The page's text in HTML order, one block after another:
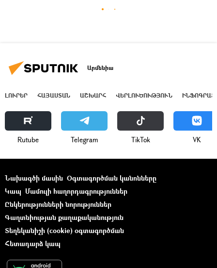
Արմենիա
ԼՈՒՐԵՐ ՀԱՅԱՍՏԱՆ ԱՇԽԱՐՀ ՎԵՐԼՈՒԾՈՒԹՅՈՒՆ
Rutube Telegram ТikТоk VK
Նախագծի մասին Օգտագործման կանոնները
Կապ Մամուլի հաղորդագրություններ
Ընկերությունների նորություններ
Գաղտնիության քաղաքականություն
Տեղեկանիշի (cookie) օգտագործման
Հետադարձ կապ